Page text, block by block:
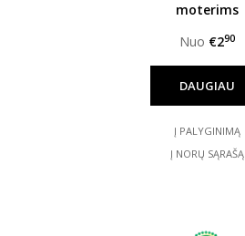
moterims
Nuo €290
DAUGIAU
Į PALYGINIMĄ
Į NORŲ SĄRAŠĄ